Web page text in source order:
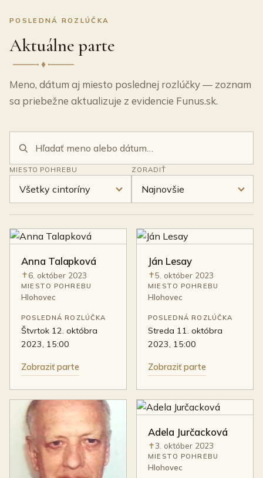
POSLEDNÁ ROZLÚČKA
Aktuálne parte
Meno, dátum aj miesto poslednej rozlúčky — zoznam
sa priebežne aktualizuje z evidencie Funus.sk.
MIESTO POHREBU ZORADIŤ
Anna Talapková
Úmrtie:
6. október 2023
MIESTO POHREBU
Hlohovec
POSLEDNÁ ROZLÚČKA
štvrtok 12. októbra
2023, 15:00
Zobraziť parte
Ján Lesay
Úmrtie:
5. október 2023
MIESTO POHREBU
Hlohovec
POSLEDNÁ ROZLÚČKA
streda 11. októbra
2023, 15:00
Zobraziť parte
Adela Jurčacková
Úmrtie:
3. október 2023
MIESTO POHREBU
Hlohovec